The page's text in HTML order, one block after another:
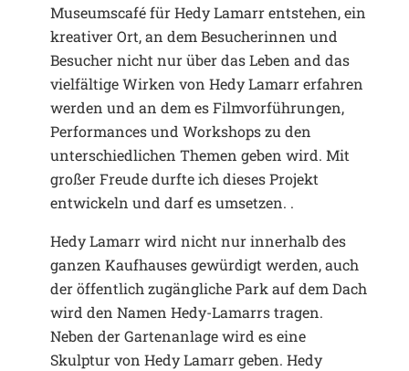
Museumscafé für Hedy Lamarr entstehen, ein
kreativer Ort, an dem Besucherinnen und
Besucher nicht nur über das Leben and das
vielfältige Wirken von Hedy Lamarr erfahren
werden und an dem es Filmvorführungen,
Performances und Workshops zu den
unterschiedlichen Themen geben wird. Mit
großer Freude durfte ich dieses Projekt
entwickeln und darf es umsetzen. .
Hedy Lamarr wird nicht nur innerhalb des
ganzen Kaufhauses gewürdigt werden, auch
der öffentlich zugängliche Park auf dem Dach
wird den Namen Hedy-Lamarrs tragen.
Neben der Gartenanlage wird es eine
Skulptur von Hedy Lamarr geben. Hedy